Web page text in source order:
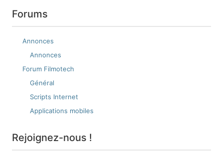
Forums
Annonces
Annonces
Forum Filmotech
Général
Scripts Internet
Applications mobiles
Rejoignez-nous !